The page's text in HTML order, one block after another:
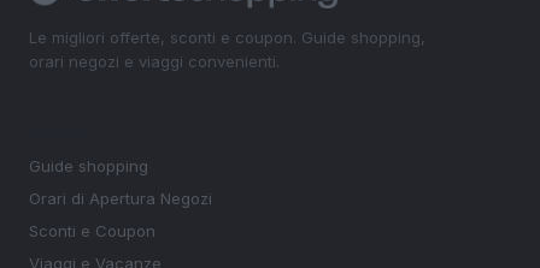
Le migliori offerte, sconti e coupon. Guide shopping,
orari negozi e viaggi convenienti.
Guide shopping
Orari di Apertura Negozi
Sconti e Coupon
Viaggi e Vacanze